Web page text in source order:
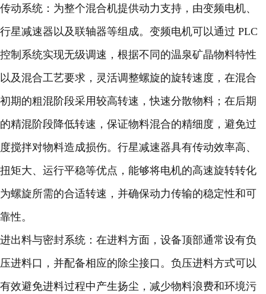
传动系统：为整个混合机提供动力支持，由变频电机、
行星减速器以及联轴器等组成。变频电机可以通过 PLC
控制系统实现无级调速，根据不同的温泉矿晶物料特性
以及混合工艺要求，灵活调整螺旋的旋转速度，在混合
初期的粗混阶段采用较高转速，快速分散物料；在后期
的精混阶段降低转速，保证物料混合的精细度，避免过
度搅拌对物料造成损伤。行星减速器具有传动效率高、
扭矩大、运行平稳等优点，能够将电机的高速旋转转化
为螺旋所需的合适转速，并确保动力传输的稳定性和可
靠性。
进出料与密封系统：在进料方面，设备顶部通常设有负
压进料口，并配备相应的除尘接口。负压进料方式可以
有效避免进料过程中产生扬尘，减少物料浪费和环境污